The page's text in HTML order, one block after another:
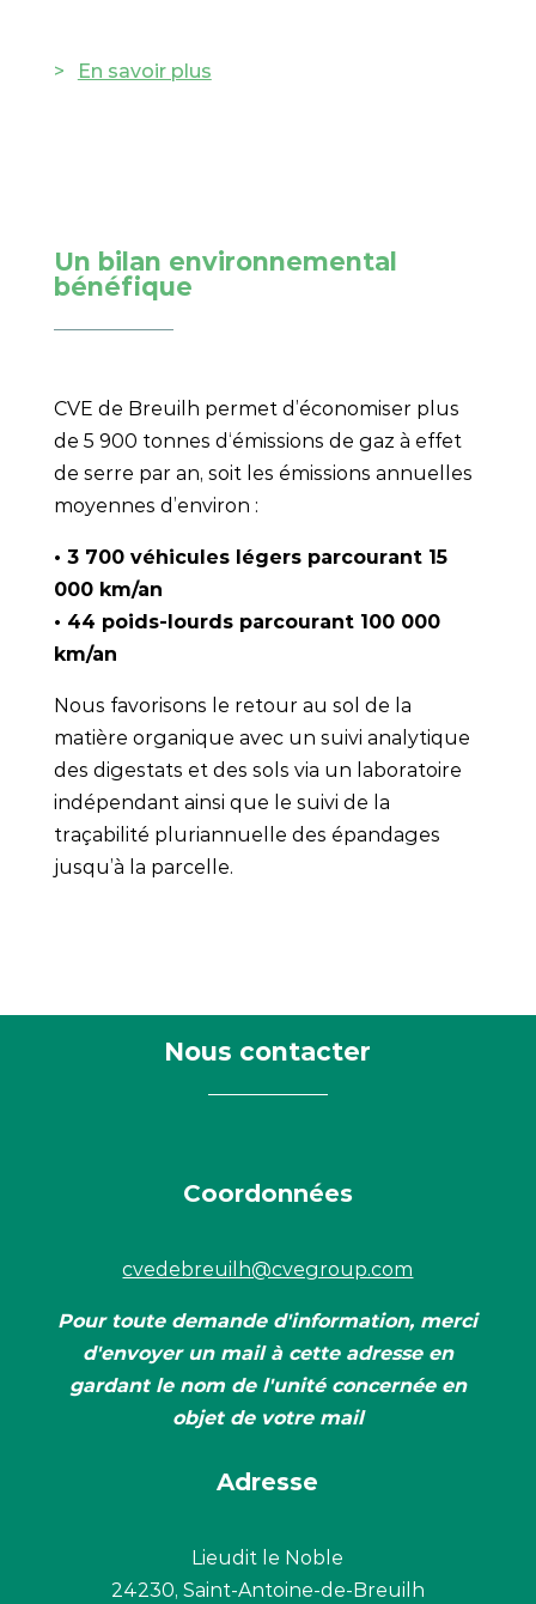
En savoir plus
Un bilan environnemental
bénéfique
CVE de Breuilh permet d’économiser plus
de 5 900 tonnes d‘émissions de gaz à effet
de serre par an, soit les émissions annuelles
moyennes d’environ :
• 3 700 véhicules légers parcourant 15
000 km/an
• 44 poids-lourds parcourant 100 000
km/an
Nous favorisons le retour au sol de la
matière organique avec un suivi analytique
des digestats et des sols via un laboratoire
indépendant ainsi que le suivi de la
traçabilité pluriannuelle des épandages
jusqu’à la parcelle.
Nous contacter
Coordonnées
cvedebreuilh@cvegroup.com
Pour toute demande d'information, merci
d'envoyer un mail à cette adresse en
gardant le nom de l'unité concernée en
objet de votre mail
Adresse
Lieudit le Noble
24230, Saint-Antoine-de-Breuilh